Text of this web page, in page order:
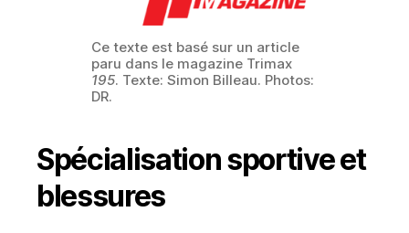
Ce texte est basé sur un article
paru dans le magazine Trimax
195. Texte: Simon Billeau. Photos:
DR.
Spécialisation sportive et
blessures